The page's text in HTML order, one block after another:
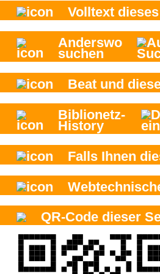
Volltext
Anderswo
suchen
Beat und
Biblionetz-
History
Falls Ihnen
QR-Code dieser